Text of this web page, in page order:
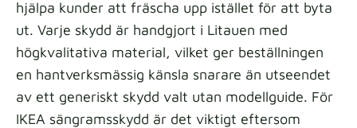
hjälpa kunder att fräscha upp istället för att byta
ut. Varje skydd är handgjort i Litauen med
högkvalitativa material, vilket ger beställningen
en hantverksmässig känsla snarare än utseendet
av ett generiskt skydd valt utan modellguide. För
IKEA sängramsskydd är det viktigt eftersom